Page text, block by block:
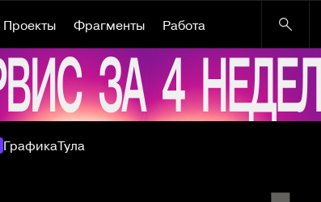
Проекты Фрагменты Работа
ГрафикаТула